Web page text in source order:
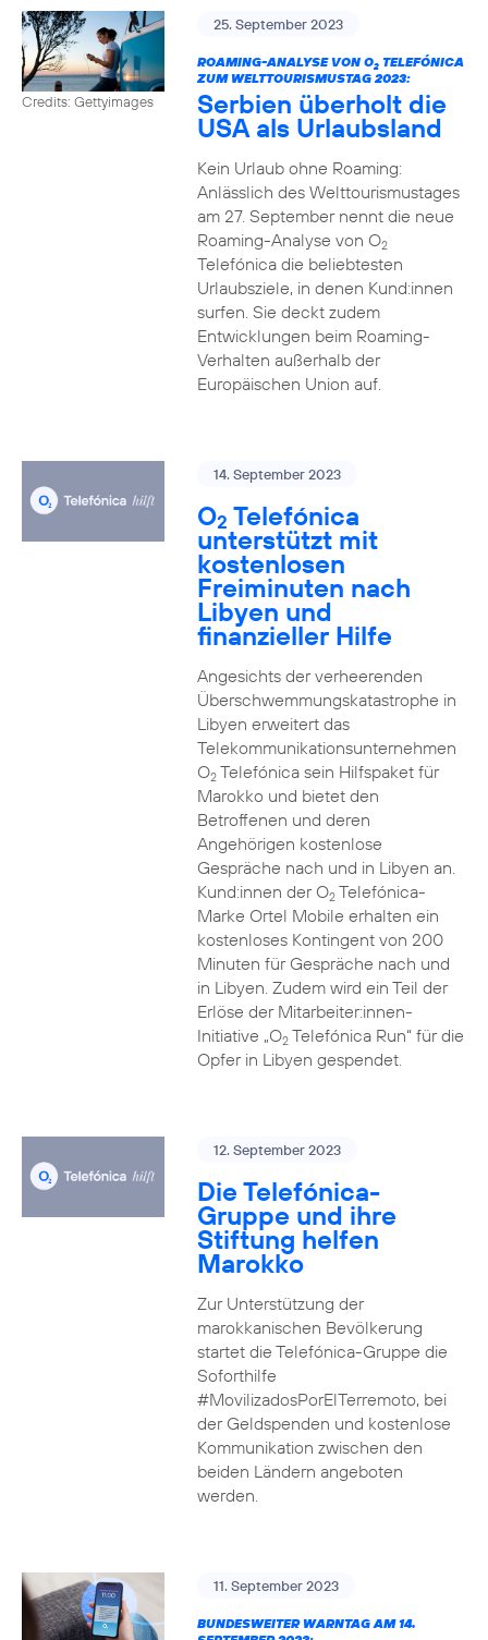
Credits: Gettyimages
25. September 2023
ROAMING-ANALYSE VON O2TELEFÓNICA
ZUM WELTTOURISMUSTAG 2023:
Serbien überholt die
USA als Urlaubsland
Kein Urlaub ohne Roaming:
Anlässlich des Welttourismustages
am 27. September nennt die neue
Roaming-Analyse von O2
Telefónica die beliebtesten
Urlaubsziele, in denen Kund:innen
surfen. Sie deckt zudem
Entwicklungen beim Roaming-
Verhalten außerhalb der
Europäischen Union auf.
14. September 2023
O2 Telefónica
unterstützt mit
kostenlosen
Freiminuten nach
Libyen und
finanzieller Hilfe
Angesichts der verheerenden
Überschwemmungskatastrophe in
Libyen erweitert das
Telekommunikationsunternehmen
O2Telefónica sein Hilfspaket für
Marokko und bietet den
Betroffenen und deren
Angehörigen kostenlose
Gespräche nach und in Libyen an.
Kund:innen der O2Telefónica-
Marke Ortel Mobile erhalten ein
kostenloses Kontingent von 200
Minuten für Gespräche nach und
in Libyen. Zudem wird ein Teil der
Erlöse der Mitarbeiter:innen-
Initiative „O2Telefónica Run“ für die
Opfer in Libyen gespendet.
12. September 2023
Die Telefónica-
Gruppe und ihre
Stiftung helfen
Marokko
Zur Unterstützung der
marokkanischen Bevölkerung
startet die Telefónica-Gruppe die
Soforthilfe
#MovilizadosPorElTerremoto, bei
der Geldspenden und kostenlose
Kommunikation zwischen den
beiden Ländern angeboten
werden.
11. September 2023
BUNDESWEITER WARNTAG AM 14.